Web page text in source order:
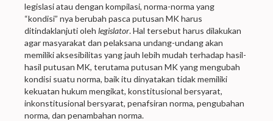
legislasi atau dengan kompilasi, norma-norma yang
“kondisi” nya berubah pasca putusan MK harus
ditindaklanjuti oleh legislator. Hal tersebut harus dilakukan
agar masyarakat dan pelaksana undang-undang akan
memiliki aksesibilitas yang jauh lebih mudah terhadap hasil-
hasil putusan MK, terutama putusan MK yang mengubah
kondisi suatu norma, baik itu dinyatakan tidak memiliki
kekuatan hukum mengikat, konstitusional bersyarat,
inkonstitusional bersyarat, penafsiran norma, pengubahan
norma, dan penambahan norma.